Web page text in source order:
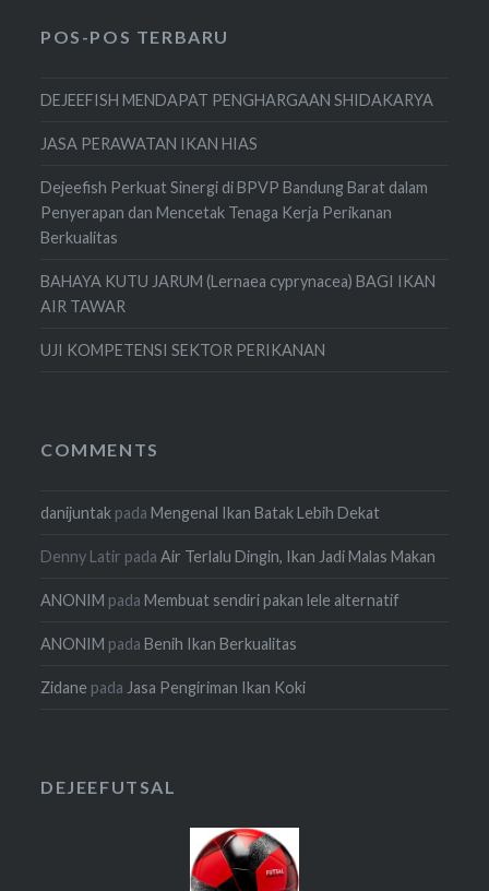
POS-POS TERBARU
DEJEEFISH MENDAPAT PENGHARGAAN SHIDAKARYA
JASA PERAWATAN IKAN HIAS
Dejeefish Perkuat Sinergi di BPVP Bandung Barat dalam
Penyerapan dan Mencetak Tenaga Kerja Perikanan
Berkualitas
BAHAYA KUTU JARUM (Lernaea cyprynacea) BAGI IKAN
AIR TAWAR
UJI KOMPETENSI SEKTOR PERIKANAN
COMMENTS
danijuntak padaMengenal Ikan Batak Lebih Dekat
Denny Latir padaAir Terlalu Dingin, Ikan Jadi Malas Makan
ANONIM padaMembuat sendiri pakan lele alternatif
ANONIM padaBenih Ikan Berkualitas
Zidane pada Jasa Pengiriman Ikan Koki
DEJEEFUTSAL